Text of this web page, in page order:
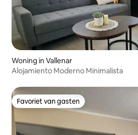
Woning in Vallenar
Alojamiento Moderno Minimalista
Favoriet van gasten
Favoriet van gasten